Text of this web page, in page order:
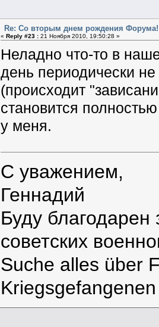
Re: Со вторым днем рождения
« Reply #23 :21 Ноября 2010, 19:50:28 »
Неладно что-то в
день периодически
(происходит
становится
у меня.
С уважением,
Геннадий
Буду
советских
Suche alles über
Kriegsgefangenen